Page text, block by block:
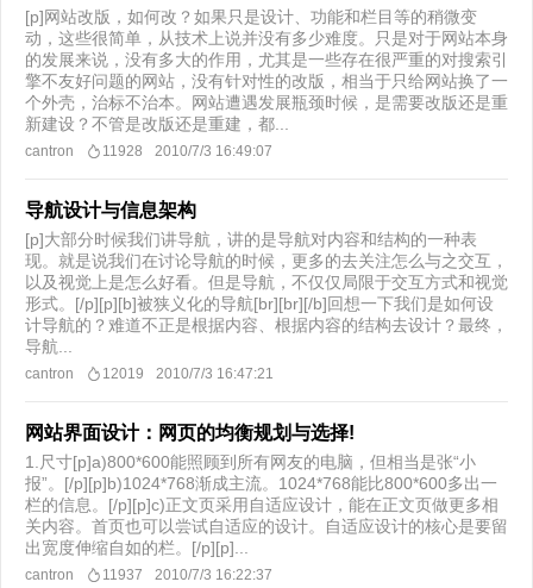
[p]网站改版，如何改？如果只是设计、功能和栏目等的稍微变
动，这些很简单，从技术上说并没有多少难度。只是对于网站本身
的发展来说，没有多大的作用，尤其是一些存在很严重的对搜索引
擎不友好问题的网站，没有针对性的改版，相当于只给网站换了一
个外壳，治标不治本。网站遭遇发展瓶颈时候，是需要改版还是重
新建设？不管是改版还是重建，都...
cantron 11928 2010/7/3 16:49:07
导航设计与信息架构
[p]大部分时候我们讲导航，讲的是导航对内容和结构的一种表
现。就是说我们在讨论导航的时候，更多的去关注怎么与之交互，
以及视觉上是怎么好看。但是导航，不仅仅局限于交互方式和视觉
形式。[/p][p][b]被狭义化的导航[br][br][/b]回想一下我们是如何设
计导航的？难道不正是根据内容、根据内容的结构去设计？最终，
导航...
cantron 12019 2010/7/3 16:47:21
网站界面设计：网页的均衡规划与选择!
1.尺寸[p]a)800*600能照顾到所有网友的电脑，但相当是张“小
报”。[/p][p]b)1024*768渐成主流。1024*768能比800*600多出一
栏的信息。[/p][p]c)正文页采用自适应设计，能在正文页做更多相
关内容。首页也可以尝试自适应的设计。自适应设计的核心是要留
出宽度伸缩自如的栏。[/p][p]...
cantron 11937 2010/7/3 16:22:37